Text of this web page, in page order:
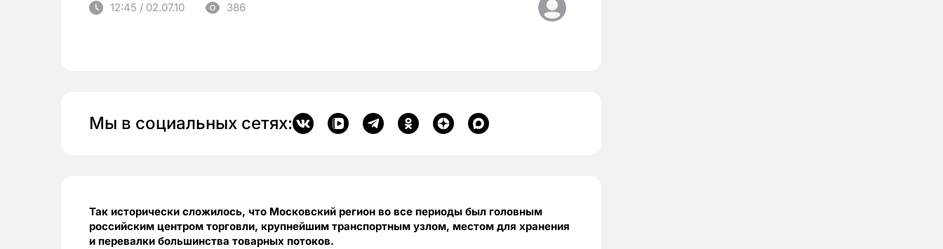
12:45 / 02.07.10 386
Мы в социальных сетях:
Так исторически сложилось, что Московский регион во все периоды был головным
российским центром торговли, крупнейшим транспортным узлом, местом для хранения
и перевалки большинства товарных потоков.